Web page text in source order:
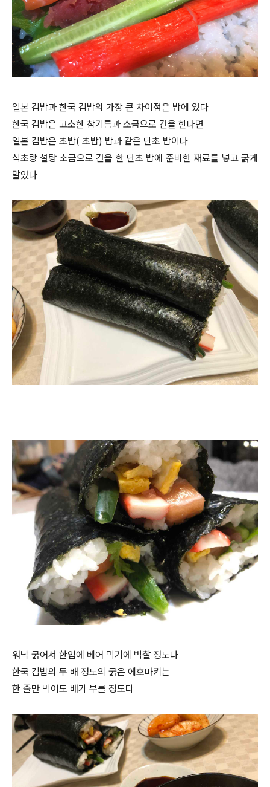
일본 김밥과 한국 김밥의 가장 큰 차이점은 밥에 있다
한국 김밥은 고소한 참기름과 소금으로 간을 한다면
일본 김밥은 초밥( 초밥) 밥과 같은 단초 밥이다
식초랑 설탕 소금으로 간을 한 단초 밥에 준비한 재료를 넣고 굵게
말았다
워낙 굵어서 한입에 베어 먹기에 벅찰 정도다
한국 김밥의 두 배 정도의 굵은 에호마키는
한 줄만 먹어도 배가 부를 정도다